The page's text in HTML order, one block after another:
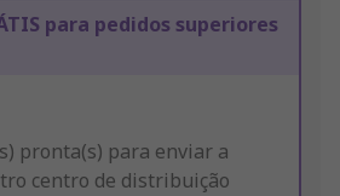
para pedidos superiores
pronta(s) para enviar a
centro de distribuição